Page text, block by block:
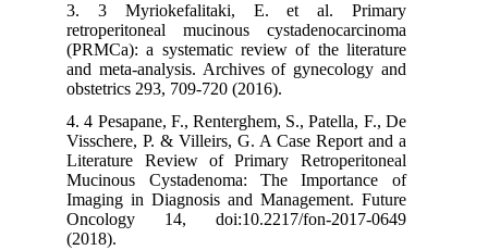
3. 3 Myriokefalitaki, E. et al. Primary
retroperitoneal mucinous cystadenocarcinoma
(PRMCa): a systematic review of the literature
and meta-analysis. Archives of gynecology and
obstetrics 293, 709-720 (2016).
4. 4 Pesapane, F., Renterghem, S., Patella, F., De
Visschere, P. & Villeirs, G. A Case Report and a
Literature Review of Primary Retroperitoneal
Mucinous Cystadenoma: The Importance of
Imaging in Diagnosis and Management. Future
Oncology 14, doi:10.2217/fon-2017-0649
(2018).